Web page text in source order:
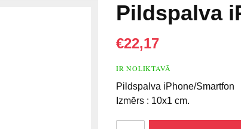
Pildspalva
€22,17
IR NOLIKTAVĀ
Pildspalva iPhone/Smartfon
Izmērs : 10x1 cm.